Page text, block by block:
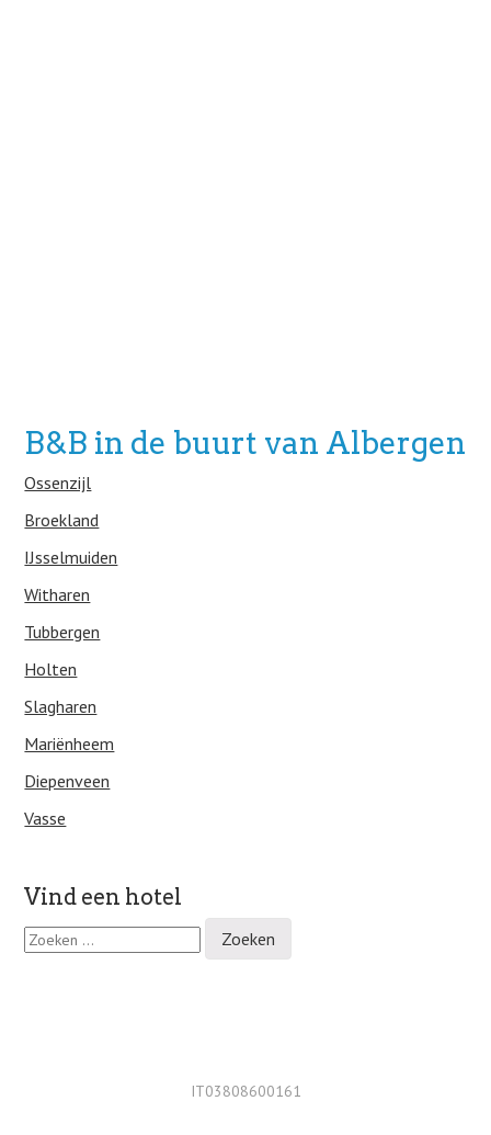
B&B in de buurt van Albergen
Ossenzijl
Broekland
IJsselmuiden
Witharen
Tubbergen
Holten
Slagharen
Mariënheem
Diepenveen
Vasse
Vind een hotel
Z
o
IT03808600161